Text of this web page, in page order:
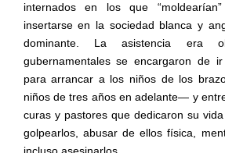
internados en los que
insertarse en la sociedad blanca y
dominante. La asistencia era
gubernamentales se encargaron de
para arrancar a los niños de los
niños de tres años en adelante— y
curas y pastores que dedicaron su
golpearlos, abusar de ellos física,